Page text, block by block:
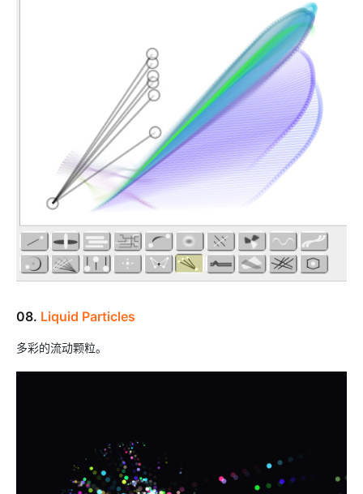
08. Liquid Particles
多彩的流动颗粒。